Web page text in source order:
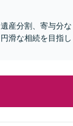
産分割、寄与分な
滑な相続を目指し